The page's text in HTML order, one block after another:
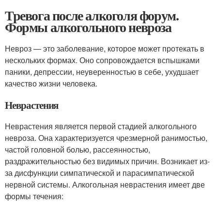
Тревога после алкоголя форум.
Формы алкогольного невроза
Невроз — это заболевание, которое может протекать в
нескольких формах. Оно сопровождается вспышками
паники, депрессии, неуверенностью в себе, ухудшает
качество жизни человека.
Неврастения
Неврастения является первой стадией алкогольного
невроза. Она характеризуется чрезмерной ранимостью,
частой головной болью, рассеянностью,
раздражительностью без видимых причин. Возникает из-
за дисфункции симпатической и парасимпатической
нервной системы. Алкогольная неврастения имеет две
формы течения: